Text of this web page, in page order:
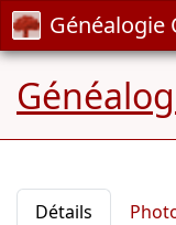
Généalogie
Détails